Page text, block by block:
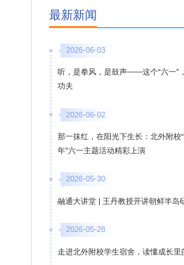
最新新闻
2026-06-03
听，是拳风，是鼓声——这个“六一”
功夫
2026-06-02
那一抹红，在阳光下生长：北外附校
年”六一主题活动精彩上演
2026-05-30
融通大讲堂 | 王丹教授开讲朝鲜半岛
2026-05-28
走进北外附校学生宿舍，读懂成长里